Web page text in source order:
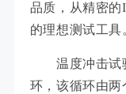
品质，从精密的
的理想测试工具
温度冲击试验
环，该循环由两